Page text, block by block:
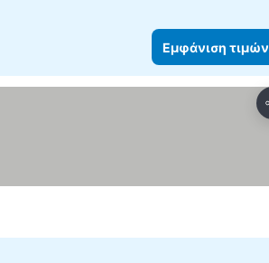
Εμφάνιση τιμών